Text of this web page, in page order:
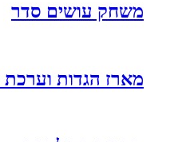
משחק עושים סדר
מארז הגדות